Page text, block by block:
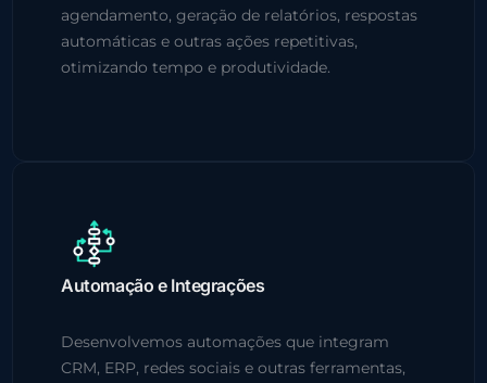
agendamento, geração de relatórios, respostas
automáticas e outras ações repetitivas,
otimizando tempo e produtividade.
Automação e Integrações
Desenvolvemos automações que integram
CRM, ERP, redes sociais e outras ferramentas,